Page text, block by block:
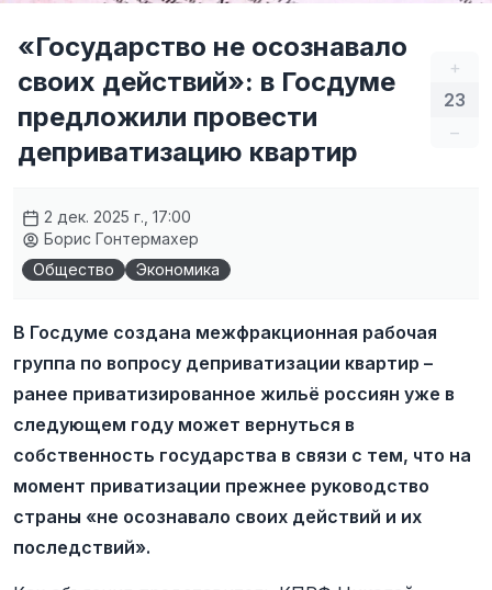
+
23
–
«Государство не осознавало
своих действий»: в Госдуме
предложили провести
деприватизацию квартир
2 дек. 2025 г., 17:00
Борис Гонтермахер
Общество
Экономика
В Госдуме создана межфракционная рабочая
группа по вопросу деприватизации квартир –
ранее приватизированное жильё россиян уже в
следующем году может вернуться в
собственность государства в связи с тем, что на
момент приватизации прежнее руководство
страны «не осознавало своих действий и их
последствий».